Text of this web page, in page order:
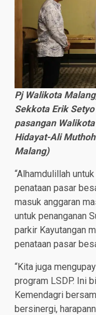
Pj Walikota
Sekkota Erik
pasangan
Hidayat-Ali
Malang)
“Alhamdulillah
penataan pasar
masuk anggaran
untuk penanganan
parkir Kayutangan
penataan pasar
“Kita juga
program LSDP. Ini
Kemendagri
bersinergi,